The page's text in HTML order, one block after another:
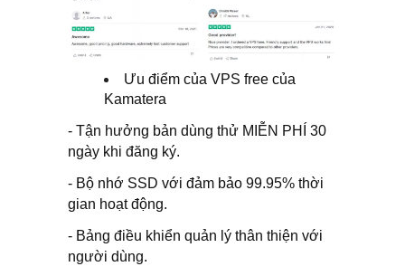
Ưu điểm của VPS free của
Kamatera
- Tận hưởng bản dùng thử MIỄN PHÍ 30
ngày khi đăng ký.
- Bộ nhớ SSD với đảm bảo 99.95% thời
gian hoạt động.
- Bảng điều khiển quản lý thân thiện với
người dùng.